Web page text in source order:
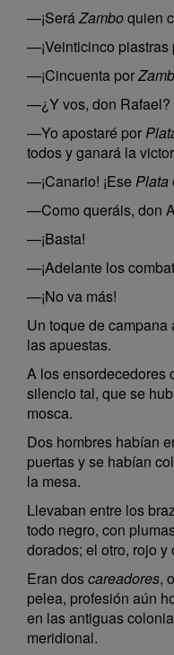
—¡SeráZamboquien
—¡Veinticinco piastras
—¡Cincuenta por
—¿Y vos, don Rafael?
—Yo apostaré por
todos y ganará la
—¡Canario! ¡Ese Plata
—Como queráis, don
—¡Basta!
—¡Adelante los
—¡No va más!
Un toque de
las apuestas.
A los ensordecedores
silencio tal, que se
mosca.
Dos hombres habían
puertas y se habían
la mesa.
Llevaban entre los
todo negro, con
dorados; el otro, rojo
Eran doscareadores,
pelea, profesión aún
en las antiguas
meridional.